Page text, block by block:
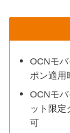
OCNモ
ポン適用
OCNモ
ット限
可